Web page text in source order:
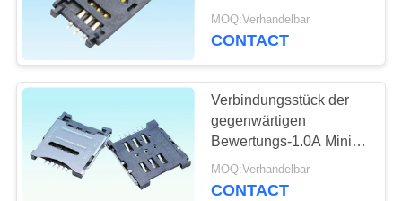
SITEMAP
PRIVACY
Pin-Titel-
Verbindungsstück
Bauelement-SIM-Karten-
Verbindungsstück-LCP
MOQ:Verhandelbar
CONTACT
Verbindungsstück der
gegenwärtigen
Bewertungs-1.0A Mini-
SIM, multi Pin-
Verbindungsstück
MOQ:Verhandelbar
CONTACT